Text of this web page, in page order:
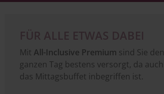
FÜR ALLE ETWAS DABEI
Mit All-Inclusive Premium sind Sie den
ganzen Tag bestens versorgt, da auch
das Mittagsbuffet inbegriffen ist.